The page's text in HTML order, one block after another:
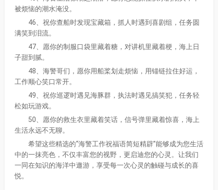
被烦恼的潮水淹没。
46、祝你查船时发现宝藏箱，抓人时遇到喜剧组，任务圆
满笑到泪流。
47、愿你的制服口袋里藏着糖，对讲机里藏着梗，海上日
子甜到腻。
48、海警哥们，愿你用船桨划走烦恼，用锚链拉住好运，
工作顺心笑口常开。
49、祝你巡逻时遇见海豚群，执法时遇见搞笑犯，任务轻
松如玩游戏。
50、愿你的救生衣里藏着笑话，信号弹里藏着惊喜，海上
生活永远不无聊。
希望这些精选的“海警工作祝福语简短精辟”能够成为您生活
中的一抹亮色，不仅丰富您的视野，更启迪您的心灵。让我们
一同在知识的海洋中遨游，享受每一次心灵的触碰与成长的喜
悦。